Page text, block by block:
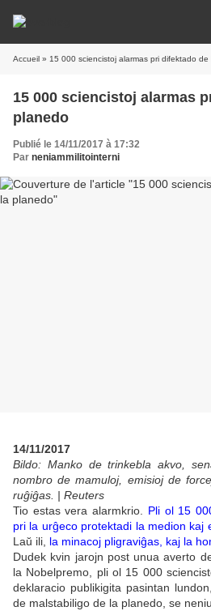
Accueil » 15 000 sciencistoj alarmas pri difektado de
15 000 sciencistoj alarmas
planedo
Publié le 14/11/2017 à 17:32
Par neniammilitointerni
14/11/2017
Bildo: Manko de trinkebla akvo,
nombro de mamuloj, emisioj de
ruĝiĝas. | Reuters
Tio estas vera alarmkrio. Pli ol 15
pri la urĝeco protektadi la medion kaj
Laŭ ili, la minacoj pligraviĝas, kaj la
Dudek kvin jarojn post unua averto
la Nobelpremo, pli ol 15 000
deklaracio publikigita pasintan
de malstabiligo de la planedo, se